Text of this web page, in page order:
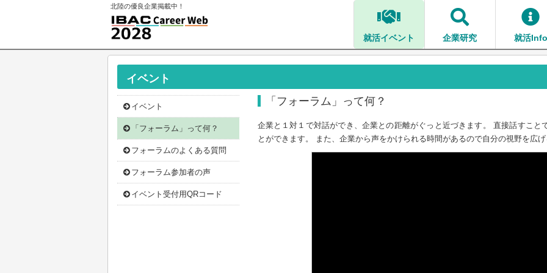
北陸の優良企業掲載中！
就活イベント 企業研究 就活Info
イベント
「フォーラム」って何？
企業と１対１で対話ができ、企業との距離がぐっと近づきます。 直接話すこと
とができます。 また、企業から声をかけられる時間があるので自分の視野を広
イベント
「フォーラム」って何？
フォーラムのよくある質問
フォーラム参加者の声
イベント受付用QRコード